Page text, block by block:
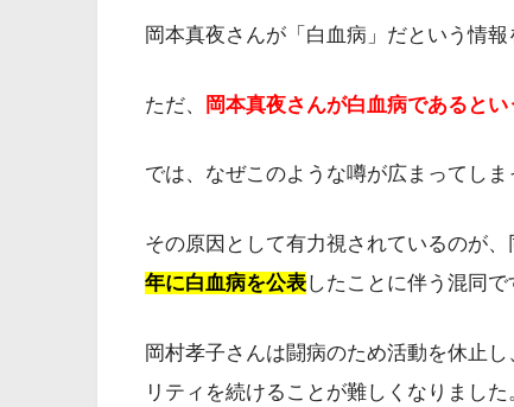
岡本真夜さんが「白血病」だという情
ただ、 岡本真夜さんが白血病であるとい
では、なぜこのような噂が広まってしま
その原因として有力視されているのが
年に白血病を公表したことに伴う混同で
岡村孝子さんは闘病のため活動を休止
リティを続けることが難しくなりまし